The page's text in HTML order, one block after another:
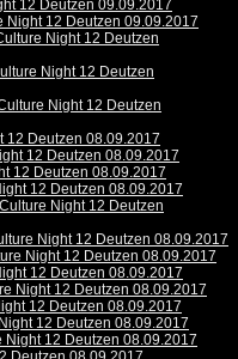
12 Deutzen 09.09.2017
Night 12 Deutzen 09.09.2017
Night 12 Deutzen
Night 12 Deutzen
Night 12 Deutzen
12 Deutzen 08.09.2017
12 Deutzen 08.09.2017
12 Deutzen 08.09.2017
12 Deutzen 08.09.2017
Night 12 Deutzen
Night 12 Deutzen 08.09.2017
Night 12 Deutzen 08.09.2017
12 Deutzen 08.09.2017
Night 12 Deutzen 08.09.2017
12 Deutzen 08.09.2017
12 Deutzen 08.09.2017
Night 12 Deutzen 08.09.2017